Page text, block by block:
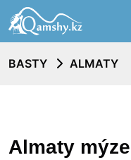
BASTY ALMATY
Almaty